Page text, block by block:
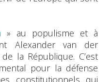
» au populisme et à
Alexander van der
la République. C’est
pour la défense
constitutionnels qui